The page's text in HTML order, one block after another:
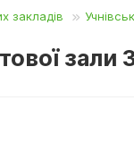
закладів